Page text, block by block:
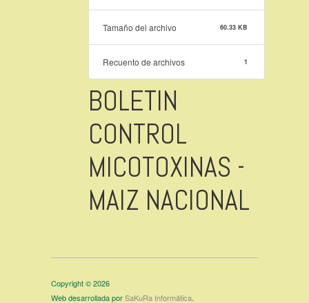
Tamaño del archivo 60.33 KB
Recuento de archivos 1
BOLETIN
CONTROL
MICOTOXINAS -
MAIZ NACIONAL
Copyright © 2026
Web desarrollada porSaKuRa Informática.